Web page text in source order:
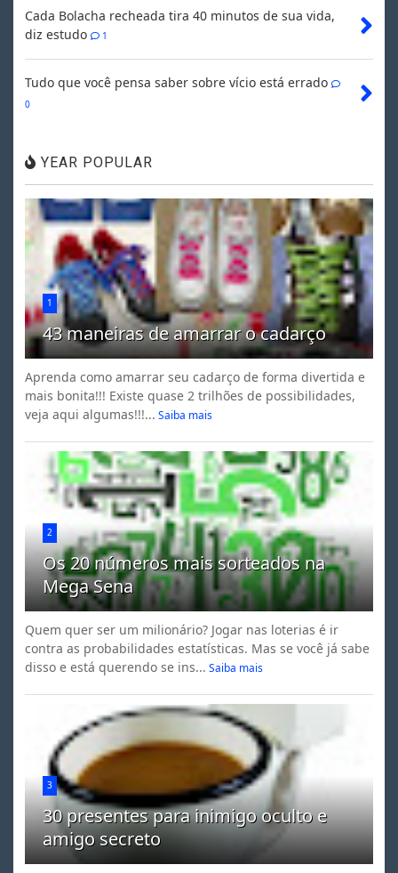
Cada Bolacha recheada tira 40 minutos de sua vida,
diz estudo
1
Tudo que você pensa saber sobre vício está errado
0
YEAR POPULAR
1
43 maneiras de amarrar o cadarço
Aprenda como amarrar seu cadarço de forma divertida e
mais bonita!!! Existe quase 2 trilhões de possibilidades,
veja aqui algumas!!!... Saiba mais
2
Os 20 números mais sorteados na
Mega Sena
Quem quer ser um milionário? Jogar nas loterias é ir
contra as probabilidades estatísticas. Mas se você já sabe
disso e está querendo se ins... Saiba mais
3
30 presentes para inimigo oculto e
amigo secreto